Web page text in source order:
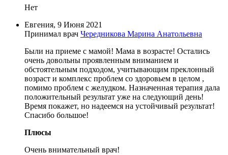
Нет
Евгения, 9 Июня 2021
Принимал врач Чередникова Марина Анатольевна
Были на приеме с мамой! Мама в возрасте! Остались
очень довольны проявленным вниманием и
обстоятельным подходом, учитывающим преклонный
возраст и комплекс проблем со здоровьем в целом ,
помимо проблем с желудком. Назначенная терапия дала
положительный результат уже на следующий день!
Время покажет, но надеемся на устойчивый результат!
Спасибо большое!
Плюсы
Очень внимательный врач!